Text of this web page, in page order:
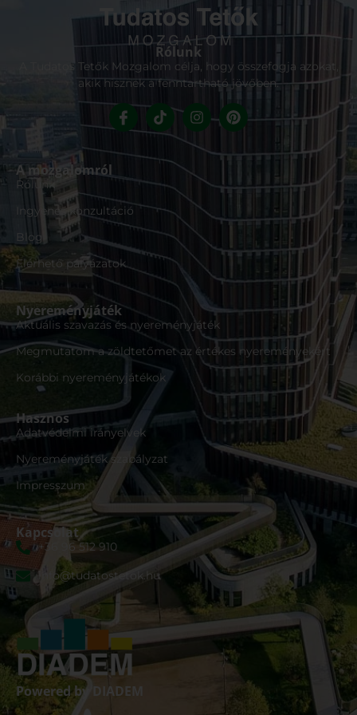
Rólunk
A Tudatos Tetők Mozgalom célja, hogy összefogja azokat,
akik hisznek a fenntartható jövőben.
A mozgalomról
Rólunk
Ingyenes konzultáció
Blog
Elérhető pályázatok
Nyereményjáték
Aktuális szavazás és nyereményjáték
Megmutatom a zöldtetőmet az értékes nyereményekért
Korábbi nyereményjátékok
Hasznos
Adatvédelmi irányelvek
Nyereményjáték szabályzat
Impresszum
Kapcsolat
+36 96 512 910
info@tudatostetok.hu
Powered by DIADEM